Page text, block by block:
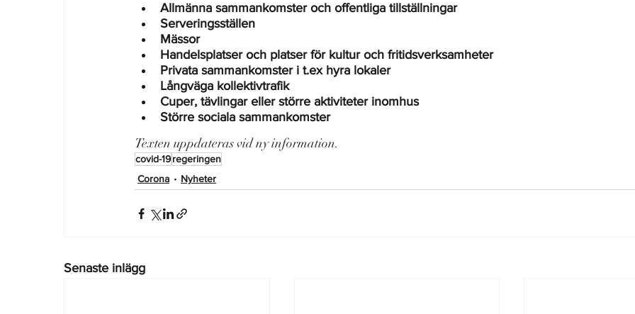
Allmänna sammankomster och offentliga tillställningar
Serveringsställen
Mässor
Handelsplatser och platser för kultur och fritidsverksamheter
Privata sammankomster i t.ex hyra lokaler
Långväga kollektivtrafik
Cuper, tävlingar eller större aktiviteter inomhus
Större sociala sammankomster
Texten uppdateras vid ny information.
covid-19regeringen
Corona
Nyheter
Senaste inlägg